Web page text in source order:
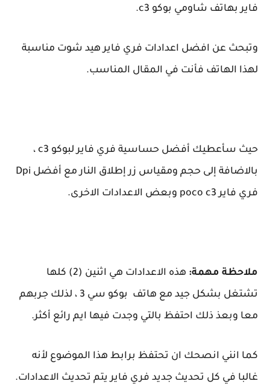
فاير بهاتف شاومي بوكو c3.
وتبحث عن افضل اعدادات فري فاير هيد شوت مناسبة
لهذا الهاتف فأنت في المقال المناسب.
حيث سأعطيك أفضل حساسية فري فاير لبوكو c3 ،
بالاضافة إلى حجم ومقياس زر إطلاق النار مع أفضل Dpi
فري فاير poco c3 وبعض الاعدادات الاخرى.
ملاحظة مهمة:
هذه الاعدادات هي اثنين (2) كلها
تشتغل بشكل جيد مع هاتف بوكو سي 3 ، لذلك جربهم
معا وبعذ ذلك احتفظ بالتي وجدت فيها ايم رائع أكثر.
كما انني انصحك ان تحتفظ برابط هذا الموضوع لأنه
غالبا في كل تحديث جديد فري فاير يتم تحديث الاعدادات.